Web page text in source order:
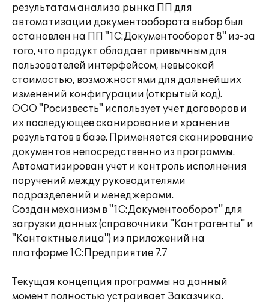
результатам анализа рынка ПП для
автоматизации документооборота выбор был
остановлен на ПП "1С:Документооборот 8" из-за
того, что продукт обладает привычным для
пользователей интерфейсом, невысокой
стоимостью, возможностями для дальнейших
изменений конфигурации (открытый код).
ООО "Росизвесть" использует учет договоров и
их последующее сканирование и хранение
результатов в базе. Применяется сканирование
документов непосредственно из программы.
Автоматизирован учет и контроль исполнения
поручений между руководителями
подразделений и менеджерами.
Создан механизм в "1С:Документооборот" для
загрузки данных (справочники "Контрагенты" и
"Контактные лица") из приложений на
платформе 1С:Предприятие 7.7
Текущая концепция программы на данный
момент полностью устраивает Заказчика.